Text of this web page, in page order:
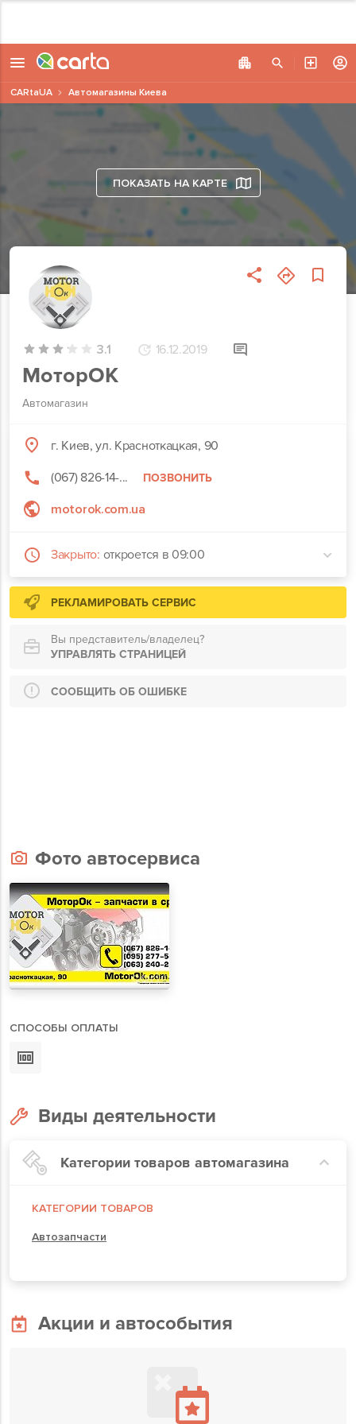
ПОКАЗАТЬ НА КАРТЕ
3.1 16.12.2019
МоторОК
Автомагазин
г. Киев, ул. Красноткацкая, 90
(067) 826-14-...
ПОЗВОНИТЬ
motorok.com.ua
Закрыто: откроется в 09:00
РЕКЛАМИРОВАТЬ СЕРВИС
Вы представитель/владелец?
УПРАВЛЯТЬ СТРАНИЦЕЙ
СООБЩИТЬ ОБ ОШИБКЕ
CARtaUA Автомагазины Киева
Фото автосервиса
СПОСОБЫ ОПЛАТЫ
Виды деятельности
Категории товаров автомагазина
КАТЕГОРИИ ТОВАРОВ
Автозапчасти
Акции и автособытия